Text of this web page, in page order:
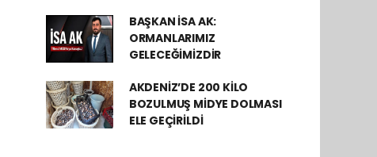
BAŞKAN İSA AK:
ORMANLARIMIZ
GELECEĞİMİZDİR
AKDENİZ’DE 200 KİLO
BOZULMUŞ MİDYE DOLMASI
ELE GEÇİRİLDİ